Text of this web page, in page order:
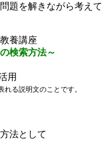
題を解きながら考えて
検索方法～
用
る説明文のことです。
法として